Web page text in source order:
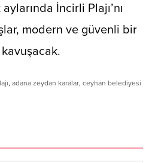
İncirli Plajı’nı
modern ve güvenli bir
, adana zeydan karalar, ceyhan belediyesi